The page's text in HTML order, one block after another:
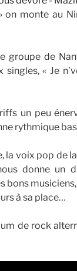
monte au
groupe de
« Je
un peu
rythmique
la voix pop de
donne un
bons
à sa place…
de rock